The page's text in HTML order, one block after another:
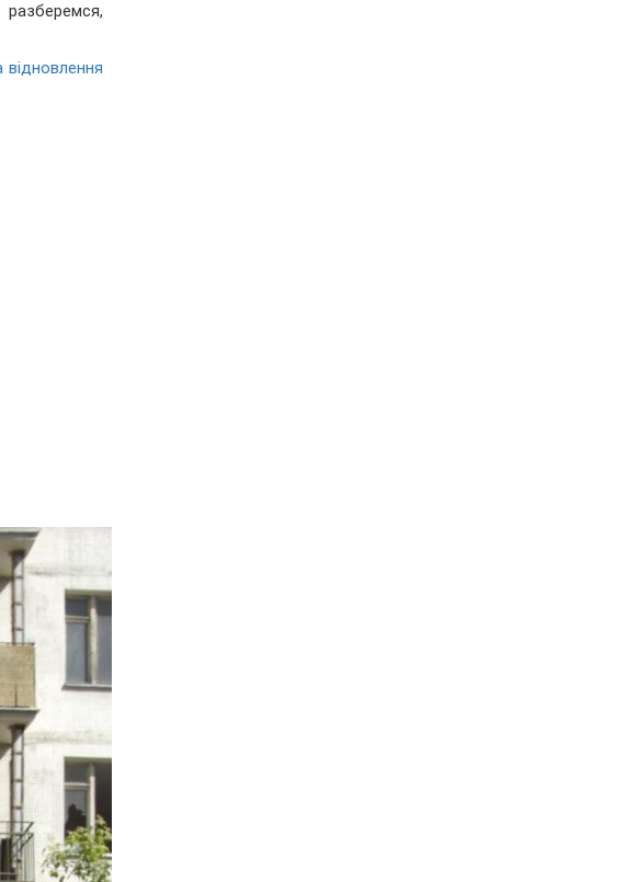
відновлення